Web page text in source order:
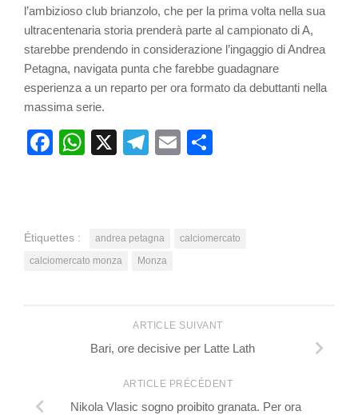
l’ambizioso club brianzolo, che per la prima volta nella sua
ultracentenaria storia prenderà parte al campionato di A,
starebbe prendendo in considerazione l’ingaggio di Andrea
Petagna, navigata punta che farebbe guadagnare
esperienza a un reparto per ora formato da debuttanti nella
massima serie.
Facebook
WhatsApp
X Telegram
Email
Étiquettes : andrea petagna
calciomercato
calciomercato monza
Monza
ARTICLE SUIVANT
Bari, ore decisive per Latte Lath
ARTICLE PRÉCÉDENT
Nikola Vlasic sogno proibito granata. Per ora